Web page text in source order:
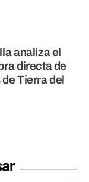
analiza el
directa de
Tierra del